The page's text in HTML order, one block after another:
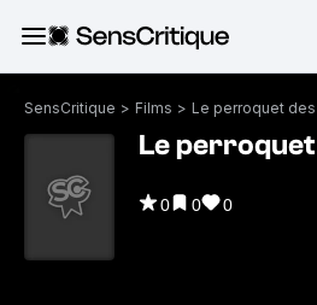
SensCritique > Films > Le perroquet
Le perroquet
0 0 0